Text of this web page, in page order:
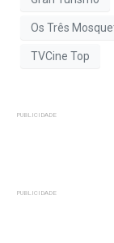
Os Três
TVCine Top
PUBLICIDADE
PUBLICIDADE